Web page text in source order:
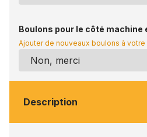
Boulons pour le côté machine
Ajouter de nouveaux boulons à votre
Description